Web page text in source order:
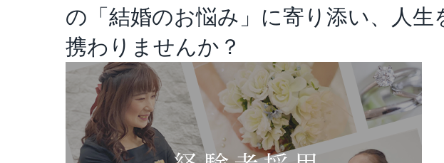
の「結婚のお悩み」に寄り添い、人生
携わりませんか？